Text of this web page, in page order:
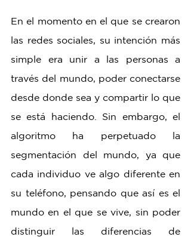
En el momento en el que se crearon
las redes sociales, su intención más
simple era unir a las personas a
través del mundo, poder conectarse
desde donde sea y compartir lo que
se está haciendo. Sin embargo, el
algoritmo ha perpetuado la
segmentación del mundo, ya que
cada individuo ve algo diferente en
su teléfono, pensando que así es el
mundo en el que se vive, sin poder
distinguir las diferencias de